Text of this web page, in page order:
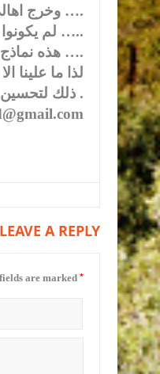
وخرج اهالي دمشق المسيحيين يومها في مظاهرات حاشدة ملأت دمشق وهم يهتفون لا اله الا الله ….
لم يكونوا مسلمين ولا مسيحيين بل كانوا سوريين وكلهم ابناء الوطن الواحد …..
هذه نماذج قادتنا والمنتمون لشعبنا ووطننا ….
لذا ما علينا
ذلك لتحسين اوضاع الشعوب وحمايتهم وتقدمهم ورفع الظلم عنهم .
LEAVE A REPLY
are marked *